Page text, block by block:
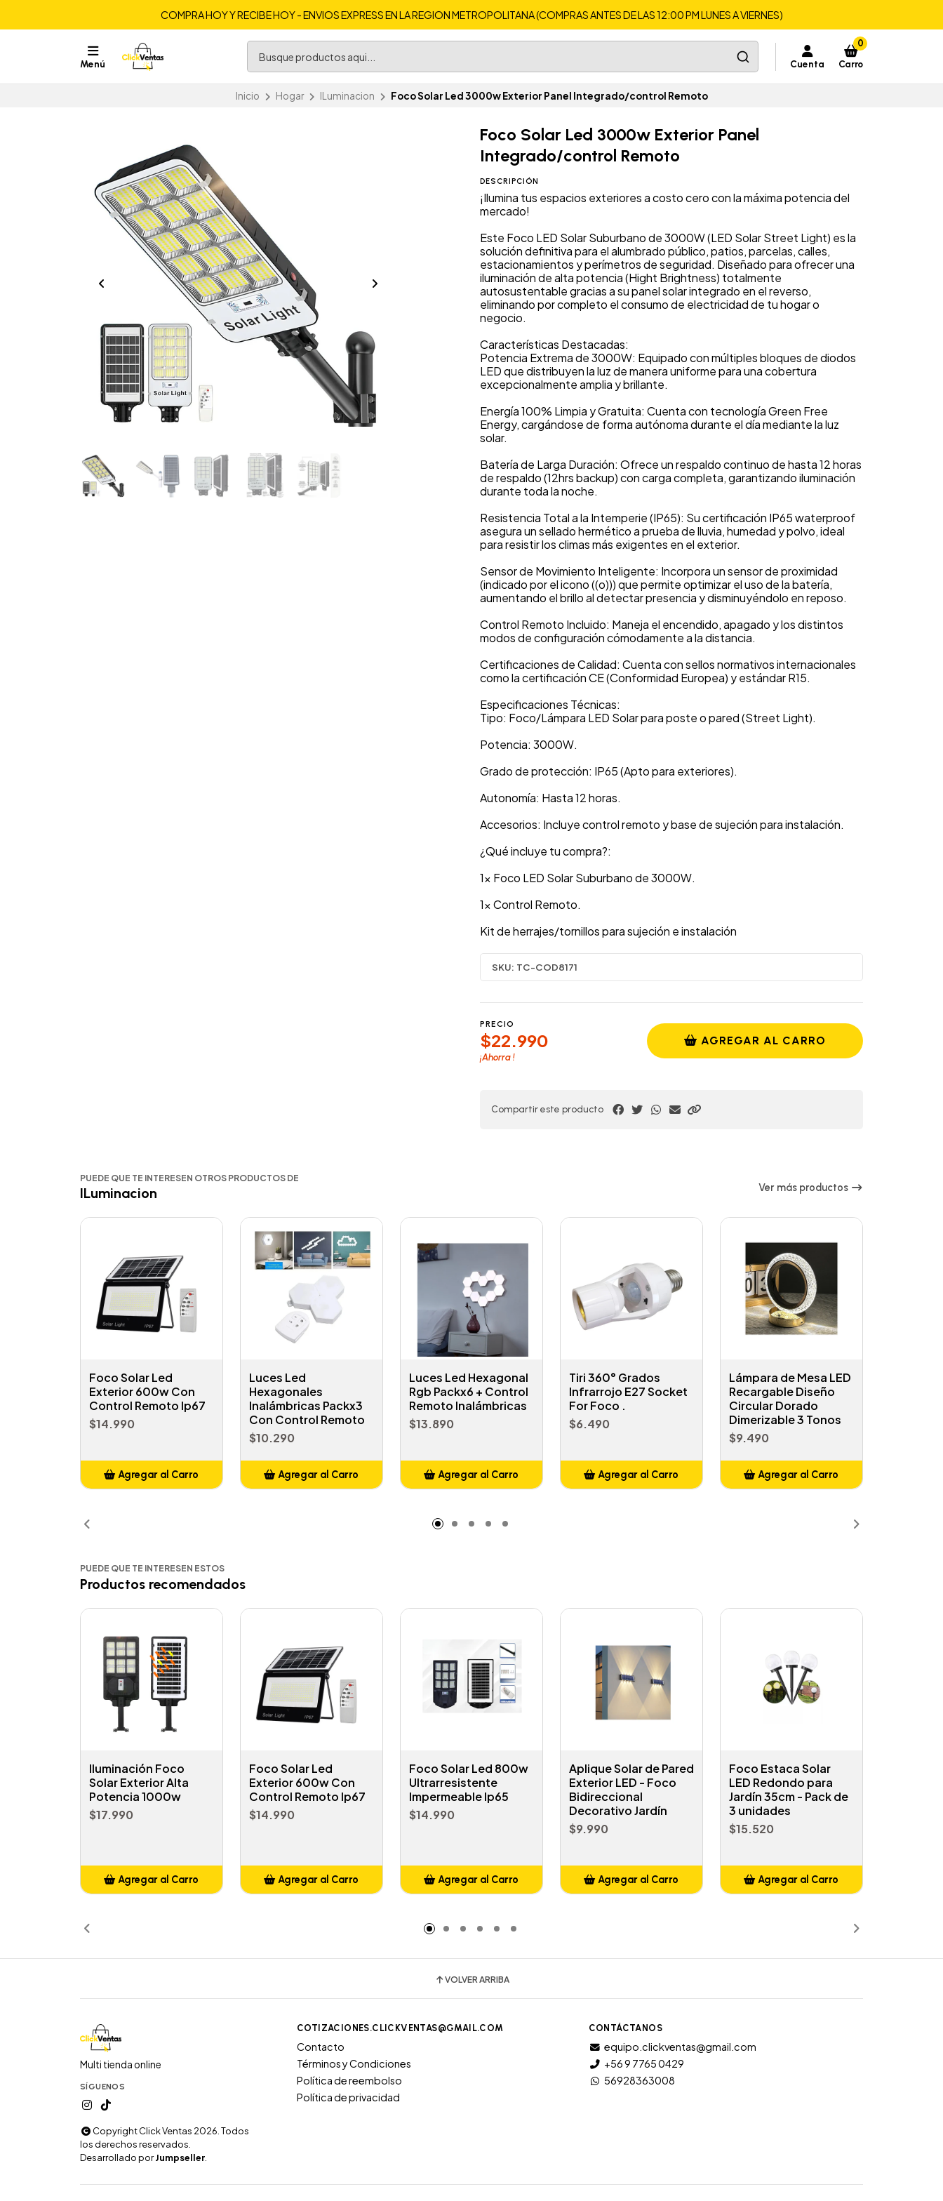
COMPRA HOY Y RECIBE HOY - ENVIOS EXPRESS EN LA REGION METROPOLITANA (COMPRAS ANTES DE LAS 12:00 PM LUNES A VIERNES)
Menú Cuenta
0
Carro
Inicio Hogar ILuminacion Foco Solar Led 3000w Exterior Panel Integrado/control Remoto
Foco Solar Led 3000w Exterior Panel
Integrado/control Remoto
DESCRIPCIÓN
¡Ilumina tus espacios exteriores a costo cero con la máxima potencia del
mercado!
Este Foco LED Solar Suburbano de 3000W (LED Solar Street Light) es la
solución definitiva para el alumbrado público, patios, parcelas, calles,
estacionamientos y perímetros de seguridad. Diseñado para ofrecer una
iluminación de alta potencia (Hight Brightness) totalmente
autosustentable gracias a su panel solar integrado en el reverso,
eliminando por completo el consumo de electricidad de tu hogar o
negocio.
Características Destacadas:
Potencia Extrema de 3000W: Equipado con múltiples bloques de diodos
LED que distribuyen la luz de manera uniforme para una cobertura
excepcionalmente amplia y brillante.
Energía 100% Limpia y Gratuita: Cuenta con tecnología Green Free
Energy, cargándose de forma autónoma durante el día mediante la luz
solar.
Batería de Larga Duración: Ofrece un respaldo continuo de hasta 12 horas
de respaldo (12hrs backup) con carga completa, garantizando iluminación
durante toda la noche.
Resistencia Total a la Intemperie (IP65): Su certificación IP65 waterproof
asegura un sellado hermético a prueba de lluvia, humedad y polvo, ideal
para resistir los climas más exigentes en el exterior.
Sensor de Movimiento Inteligente: Incorpora un sensor de proximidad
(indicado por el icono ((o))) que permite optimizar el uso de la batería,
aumentando el brillo al detectar presencia y disminuyéndolo en reposo.
Control Remoto Incluido: Maneja el encendido, apagado y los distintos
modos de configuración cómodamente a la distancia.
Certificaciones de Calidad: Cuenta con sellos normativos internacionales
como la certificación CE (Conformidad Europea) y estándar R15.
Especificaciones Técnicas:
Tipo: Foco/Lámpara LED Solar para poste o pared (Street Light).
Potencia: 3000W.
Grado de protección: IP65 (Apto para exteriores).
Autonomía: Hasta 12 horas.
Accesorios: Incluye control remoto y base de sujeción para instalación.
¿Qué incluye tu compra?:
1x Foco LED Solar Suburbano de 3000W.
1x Control Remoto.
Kit de herrajes/tornillos para sujeción e instalación
SKU: TC-COD8171
PRECIO
$22.990
¡Ahorra!
AGREGAR AL CARRO
Compartir este producto
PUEDE QUE TE INTERESEN OTROS PRODUCTOS DE
ILuminacion Ver más productos
Foco Solar Led
Exterior 600w Con
Control Remoto Ip67
$14.990
Agregar al Carro
Luces Led
Hexagonales
Inalámbricas Packx3
Con Control Remoto
$10.290
Agregar al Carro
Luces Led Hexagonal
Rgb Packx6 + Control
Remoto Inalámbricas
$13.890
Agregar al Carro
Tiri 360° Grados
Infrarrojo E27 Socket
For Foco .
$6.490
Agregar al Carro
Lámpara de Mesa LED
Recargable Diseño
Circular Dorado
Dimerizable 3 Tonos
$9.490
Agregar al Carro
PUEDE QUE TE INTERESEN ESTOS
Productos recomendados
Iluminación Foco
Solar Exterior Alta
Potencia 1000w
$17.990
Agregar al Carro
Foco Solar Led
Exterior 600w Con
Control Remoto Ip67
$14.990
Agregar al Carro
Foco Solar Led 800w
Ultrarresistente
Impermeable Ip65
$14.990
Agregar al Carro
Aplique Solar de Pared
Exterior LED - Foco
Bidireccional
Decorativo Jardín
$9.990
Agregar al Carro
Foco Estaca Solar
LED Redondo para
Jardín 35cm - Pack de
3 unidades
$15.520
Agregar al Carro
VOLVER ARRIBA
Multi tienda online
SÍGUENOS
Copyright Click Ventas 2026. Todos
los derechos reservados.
Desarrollado porJumpseller
COTIZACIONES.CLICKVENTAS@GMAIL.COM
Contacto
Términos y Condiciones
Política de reembolso
Política de privacidad
CONTÁCTANOS
equipo.clickventas@gmail.com
+56 9 7765 0429
56928363008